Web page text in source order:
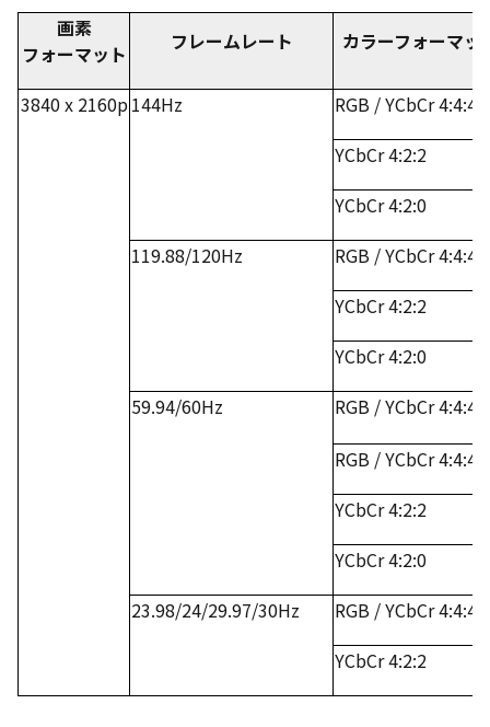
画素
フォーマット
フレームレート カラーフォーマッ
3840 x 2160p144Hz
RGB / YCbCr 4:4:4
YCbCr 4:2:2
YCbCr 4:2:0
119.88/120Hz
RGB / YCbCr 4:4:4
YCbCr 4:2:2
YCbCr 4:2:0
59.94/60Hz
RGB / YCbCr 4:4:4
RGB / YCbCr 4:4:4
YCbCr 4:2:2
YCbCr 4:2:0
23.98/24/29.97/30Hz
RGB / YCbCr 4:4:4
YCbCr 4:2:2